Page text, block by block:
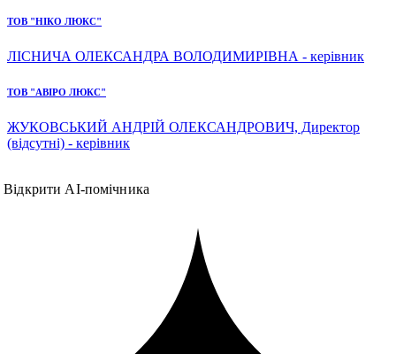
ТОВ "НІКО ЛЮКС"
ЛІСНИЧА ОЛЕКСАНДРА ВОЛОДИМИРІВНА - керівник
ТОВ "АВІРО ЛЮКС"
ЖУКОВСЬКИЙ АНДРІЙ ОЛЕКСАНДРОВИЧ, Директор
(відсутні) - керівник
Відкрити AI-помічника